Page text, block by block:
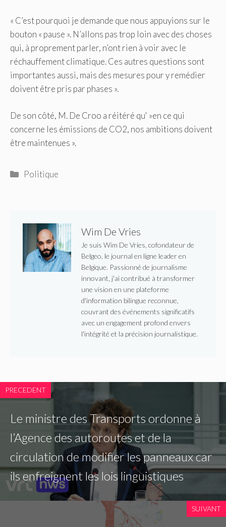
« C’est pourquoi je demande que nous appuyions sur le
bouton « pause ». N’allons pas trop loin avec des choses
qui, à proprement parler, n’ont rien à voir avec le
réchauffement climatique. Ces autres questions sont
importantes aussi, mais des mesures pour y remédier
doivent être pris par phases ».
De son côté, M. De Croo a réitéré qu' »en ce qui
concerne les émissions de CO2, nos ambitions doivent
être maintenues ».
Catégories
Politique
Wim De Vries
Je suis Wim De Vries, cofondateur de
Belgeo, le journal en ligne leader en
Belgique. Passionné de journalisme
innovant, j'ai contribué à transformer
une vision en une plateforme
d'information bilingue reconnue,
couvrant des événements significatifs
avec un engagement profond envers
l'intégrité et la précision journalistique.
PRECEDENT
Le ministre des Transports ordonne à
l’Agence des autoroutes et de la
circulation de modifier les panneaux car
ils enfreignent les lois linguistiques
SUIVANT